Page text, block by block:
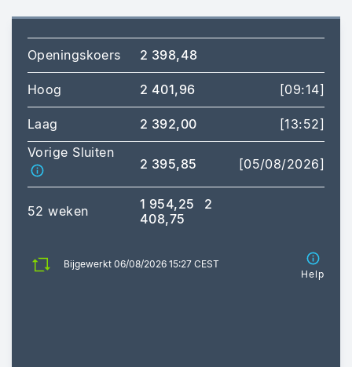
Openingskoers 2 398,48
Hoog 2 401,96 [09:14]
Laag 2 392,00
[13:52]
Vorige Sluiten
2 395,85 [05/08/2026]
52 weken 1 954,25
2
408,75
Bijgewerkt 06/08/2026 15:27 CEST
Help